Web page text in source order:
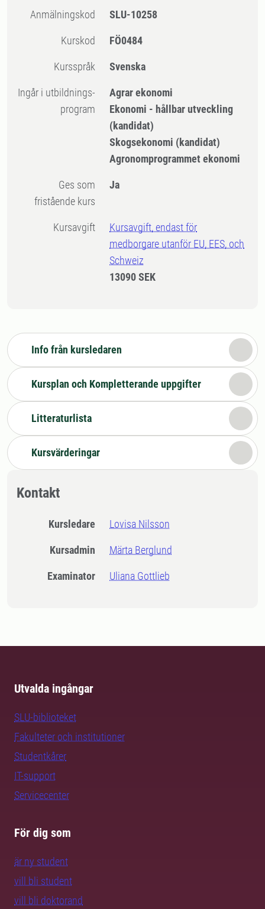
Anmälningskod SLU-10258
Kurskod FÖ0484
Kursspråk Svenska
Ingår i utbildnings-
program
Agrar ekonomi
Ekonomi - hållbar utveckling
(kandidat)
Skogsekonomi (kandidat)
Agronomprogrammet ekonomi
Ges som
fristående kurs
Ja
Kursavgift
Kursavgift, endast för
medborgare utanför EU, EES, och
Schweiz
13090 SEK
Info från kursledaren
Kursplan och Kompletterande uppgifter
Litteraturlista
Kursvärderingar
Kontakt
Kursledare Lovisa Nilsson
Kursadmin Märta Berglund
Examinator Uliana Gottlieb
Utvalda ingångar
SLU-biblioteket
Fakulteter och institutioner
Studentkårer
IT-support
Servicecenter
För dig som
är ny student
vill bli student
vill bli doktorand